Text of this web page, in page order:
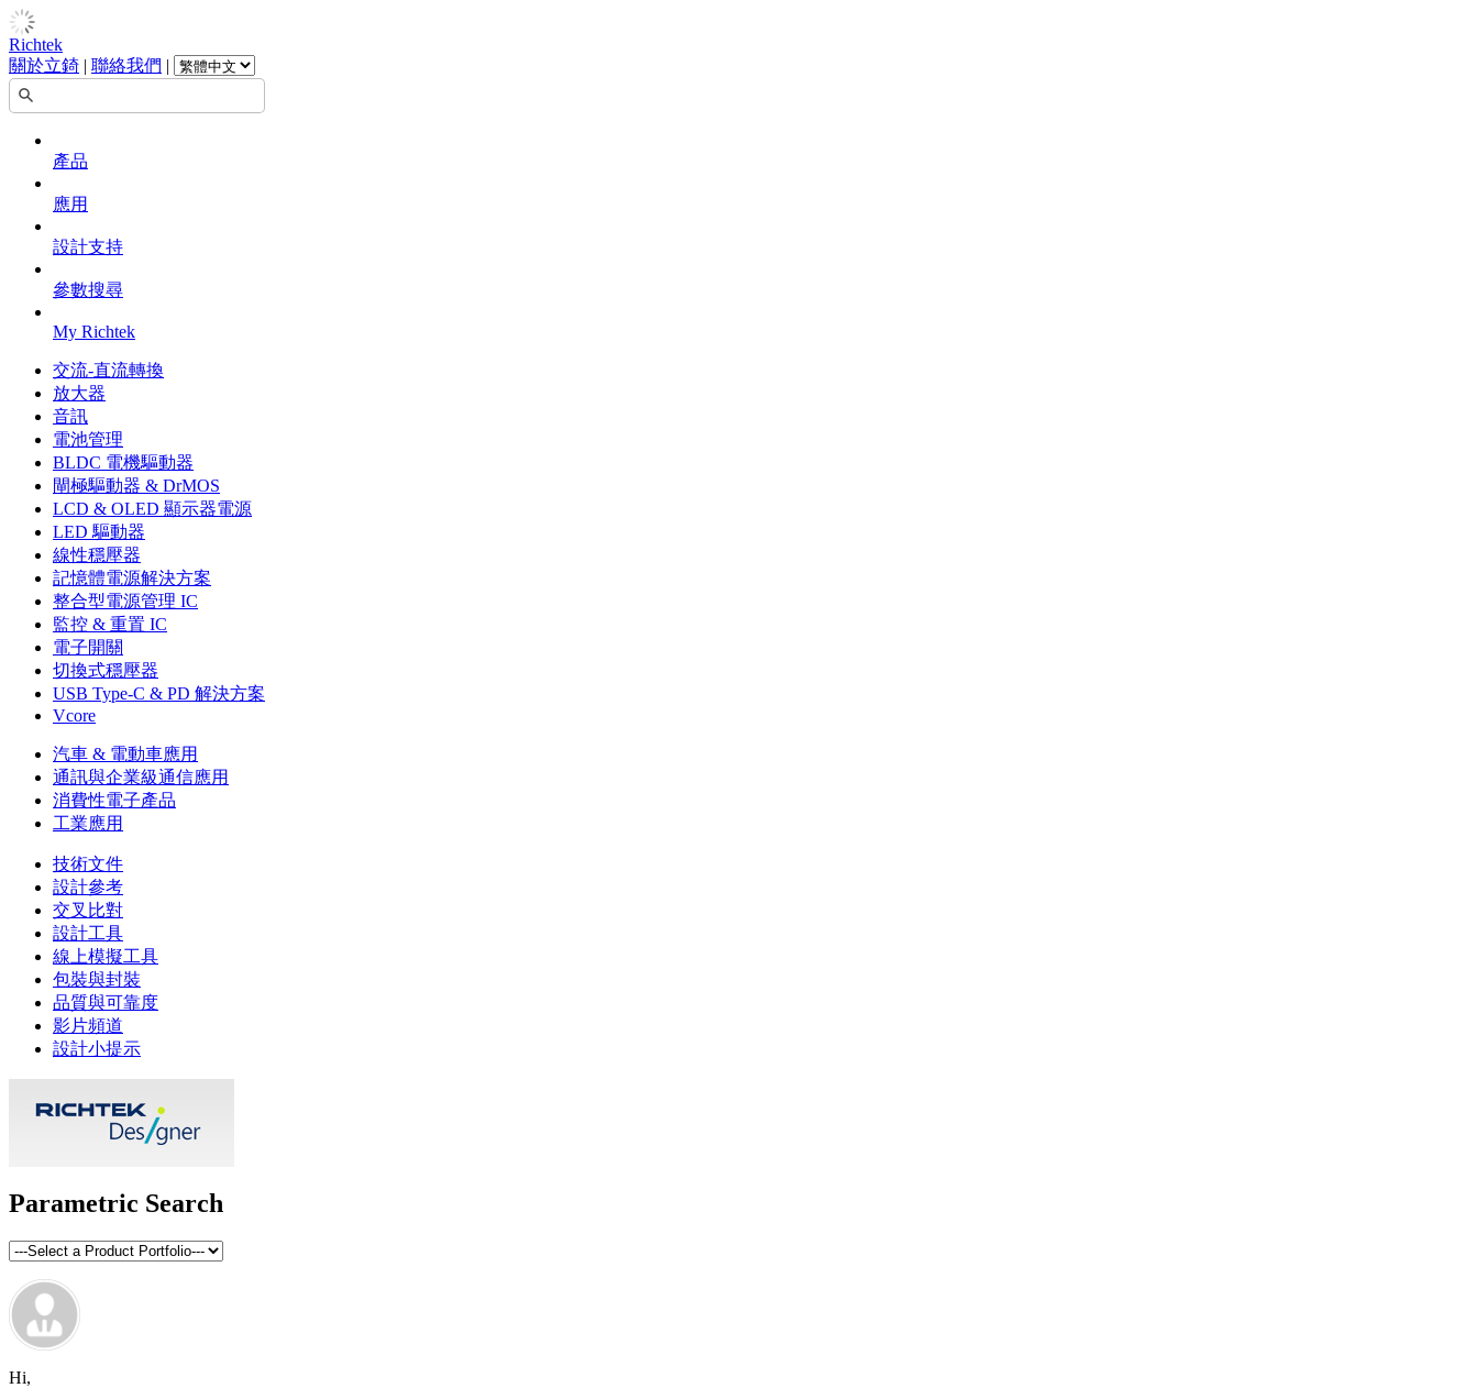
Richtek
關於立錡 | 聯絡我們 |
產品
應用
設計支持
參數搜尋
My Richtek
交流-直流轉換
放大器
音訊
電池管理
BLDC 電機驅動器
閘極驅動器 & DrMOS
LCD & OLED 顯示器電源
LED 驅動器
線性穩壓器
記憶體電源解決方案
整合型電源管理 IC
監控 & 重置 IC
電子開關
切換式穩壓器
USB Type-C & PD 解決方案
Vcore
汽車 & 電動車應用
通訊與企業級通信應用
消費性電子產品
工業應用
技術文件
設計參考
交叉比對
設計工具
線上模擬工具
包裝與封裝
品質與可靠度
影片頻道
設計小提示
Parametric Search
Hi,